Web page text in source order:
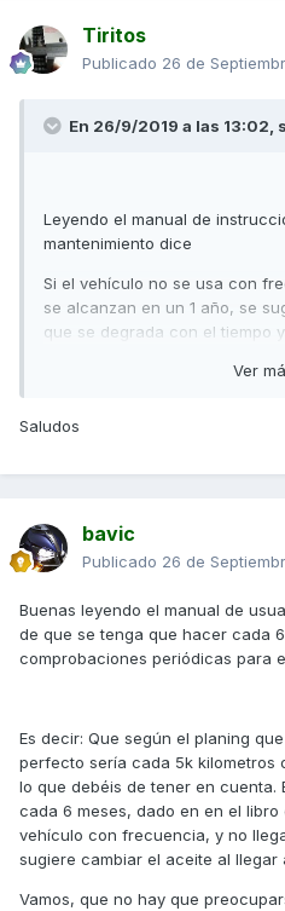
Tiritos
Publicado 26 de
En 26/9/2019 a las 13:02,
Leyendo el manual de
mantenimiento dice
Si el vehículo no se usa con
se alcanzan en un 1 año, se
que se degrada con el tiempo
meses.
Ver
Saludos
bavic
Publicado 26 de
Buenas leyendo el manual de
de que se tenga que hacer cada
comprobaciones periódicas para
Es decir: Que según el planing
perfecto sería cada 5k kilometros
lo que debéis de tener en cuenta.
cada 6 meses, dado en en el
vehículo con frecuencia, y no
sugiere cambiar el aceite al llegar
Vamos, que no hay que